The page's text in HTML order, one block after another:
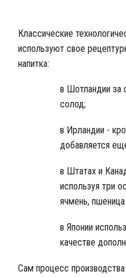
Классические
используют свое
напитка:
в Шотландии за
солод;
в Ирландии -
добавляется
в Штатах и
используя три
ячмень,
в Японии
качестве
Сам процесс